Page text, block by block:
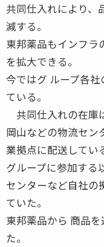
共同仕入れにより、
減する。
東邦薬品もインフラ
を拡大できる。
今ではグ ループ各
ている。
共同仕入れの在庫
岡山などの物流セン
業拠点に配送してい
グループに参加する
センターなど自社の
ていた。
東邦薬品から 商品
た。